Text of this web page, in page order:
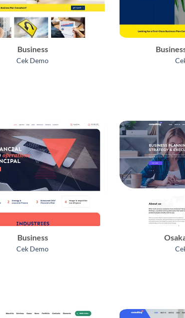
Business
Cek Demo
Business
Cek Demo